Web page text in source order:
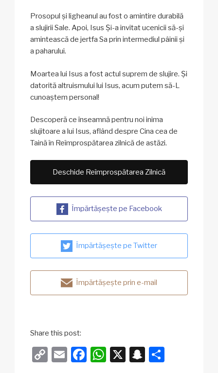
Prosopul și ligheanul au fost o amintire durabilă
a slujirii Sale. Apoi, Isus Și-a invitat ucenicii să-și
amintească de jertfa Sa prin intermediul pâinii și
a paharului.
Moartea lui Isus a fost actul suprem de slujire. Și
datorită altruismului lui Isus, acum putem să-L
cunoaștem personal!
Descoperă ce înseamnă pentru noi inima
slujitoare a lui Isus, aflând despre Cina cea de
Taină în Reîmprospătarea zilnică de astăzi.
Deschide Reîmprospătarea Zilnică
Împărtășește pe Facebook
Împărtășește pe Twitter
Împărtășește prin e-mail
Share this post:
C
E
F
W X
S